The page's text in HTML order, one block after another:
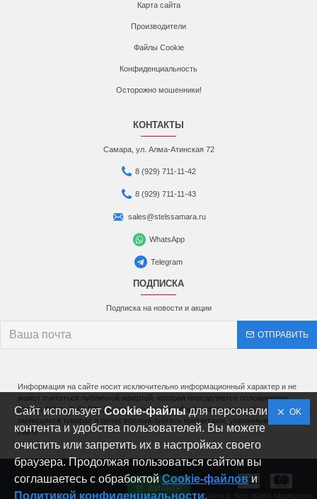
Карта сайта
Производители
Файлы Cookie
Конфиденциальность
Осторожно мошенники!
КОНТАКТЫ
Самара, ул. Алма-Атинская 72
8 (929) 711-11-42
8 (929) 711-11-43
sales@stelssamara.ru
WhatsApp
Telegram
ПОДПИСКА
Подписка на новости и акции
ОТПРАВИТЬ
Информация на сайте носит исключительно информационный характер и не
может считаться публичной офертой, которая определяется положениями
статьи 437 (п.2) ГК РФ. Для получения подробной информации об
имеющихся товарах и ценах воспользуйтесь контактами, указанными на
сайте
Copyright © Официальный дилер мототехники Stels-Samara. Все права защищены.
OK
Сайт используетCookie-файлыдля персонализации
контента и удобства пользователей. Вы можете
очистить или запретить их в настройках своего
браузера. Продолжая пользоваться сайтом вы
соглашаетесь с обрабоктойCookie-файлови
Политикой конфиденциальности.
ФИЛЬТР